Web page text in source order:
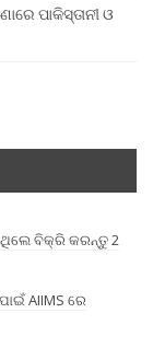
ପାକିସ୍ତାନୀ ଓ
ଥିଲେ ବିକ୍ରି କରନ୍ତୁ 2
AIIMS ରେ